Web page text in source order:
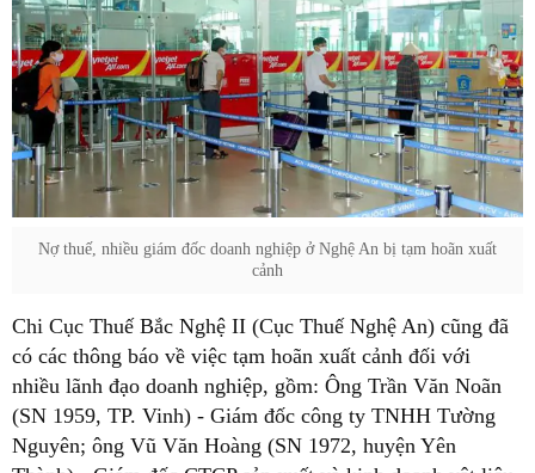
Nợ thuế, nhiều giám đốc doanh nghiệp ở Nghệ An bị tạm hoãn xuất
cảnh
Chi Cục Thuế Bắc Nghệ II (Cục Thuế Nghệ An) cũng đã
có các thông báo về việc tạm hoãn xuất cảnh đối với
nhiều lãnh đạo doanh nghiệp, gồm: Ông Trần Văn Noãn
(SN 1959, TP. Vinh) - Giám đốc công ty TNHH Tường
Nguyên; ông Vũ Văn Hoàng (SN 1972, huyện Yên